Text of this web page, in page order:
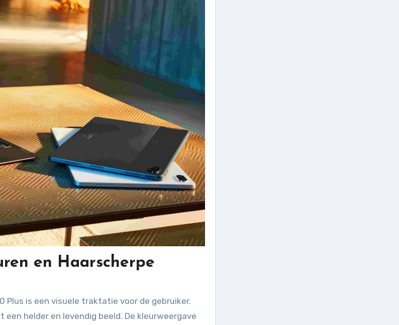
en Haarscherpe
Plus is een visuele traktatie voor de gebruiker.
helder en levendig beeld. De kleurweergave